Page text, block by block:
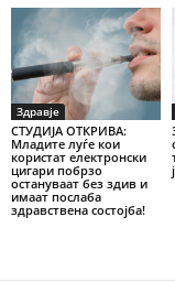
Здравје
СТУДИЈА ОТКРИВА:
Младите луѓе кои
користат електронски
цигари побрзо
остануваат без здив и
имаат послаба
здравствена состојба!